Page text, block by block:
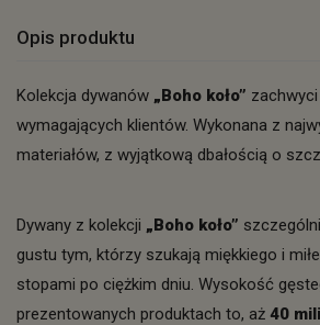
Opis produktu
Kolekcja dywanów „Boho koło”
wymagających klientów. Wykonana z
materiałów, z wyjątkową dbałością o
Dywany z kolekcji „Boho koło”
gustu tym, którzy szukają miękkiego i
stopami po ciężkim dniu. Wysokość
prezentowanych produktach to, aż 40